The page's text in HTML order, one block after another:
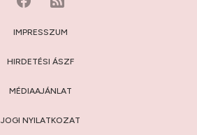
IMPRESSZUM
HIRDETÉSI ÁSZF
MÉDIAAJÁNLAT
JOGI NYILATKOZAT